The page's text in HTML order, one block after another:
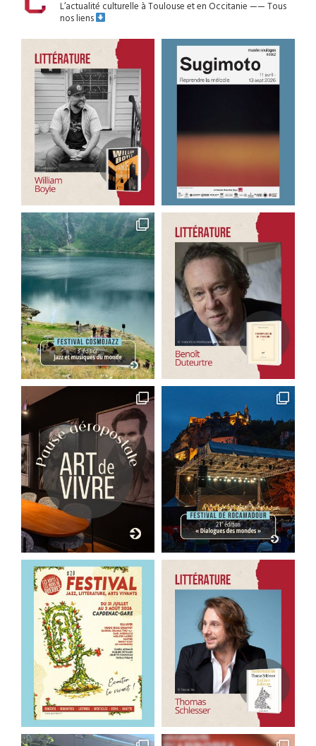
L’actualité culturelle à Toulouse et en Occitanie——Tous
nos liens